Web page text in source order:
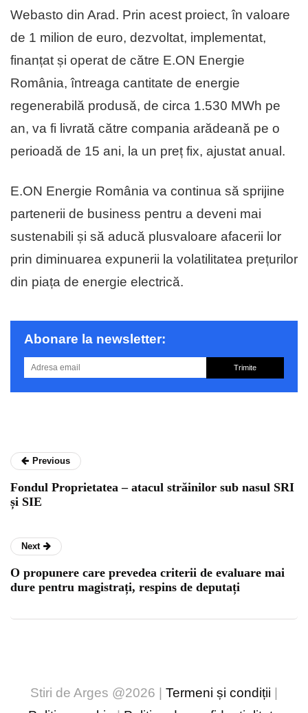
Webasto din Arad. Prin acest proiect, în valoare
de 1 milion de euro, dezvoltat, implementat,
finanțat și operat de către E.ON Energie
România, întreaga cantitate de energie
regenerabilă produsă, de circa 1.530 MWh pe
an, va fi livrată către compania arădeană pe o
perioadă de 15 ani, la un preț fix, ajustat anual.
E.ON Energie România va continua să sprijine
partenerii de business pentru a deveni mai
sustenabili și să aducă plusvaloare afacerii lor
prin diminuarea expunerii la volatilitatea prețurilor
din piața de energie electrică.
Abonare la newsletter:
Trimite
Previous
Fondul Proprietatea – atacul străinilor sub nasul SRI
și SIE
Next
O propunere care prevedea criterii de evaluare mai
dure pentru magistrați, respins de deputați
Stiri de Arges @2026 | Termeni și condiții